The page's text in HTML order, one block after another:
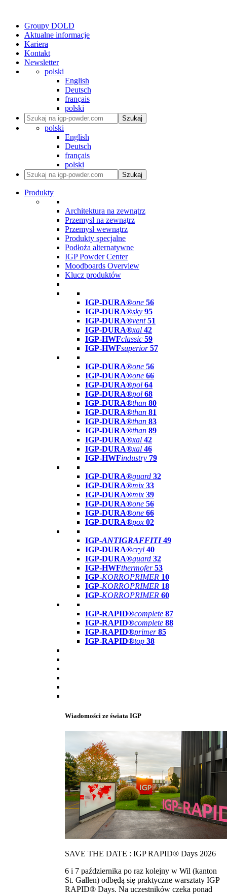
Groupy DOLD
Aktualne informacje
Kariera
Kontakt
Newsletter
polski
English
Deutsch
français
polski
Szukaj
polski
English
Deutsch
français
polski
Szukaj
Produkty
Architektura na zewnątrz
Przemysł na zewnątrz
Przemysł wewnątrz
Produkty specjalne
Podłoża alternatywne
IGP Powder Center
Moodboards Overview
Klucz produktów
IGP-DURA®one 56
IGP-DURA®sky 95
IGP-DURA®vent 51
IGP-DURA®xal 42
IGP-HWFclassic 59
IGP-HWFsuperior 57
IGP-DURA®one 56
IGP-DURA®one 66
IGP-DURA®pol 64
IGP-DURA®pol 68
IGP-DURA®than 80
IGP-DURA®than 81
IGP-DURA®than 83
IGP-DURA®than 89
IGP-DURA®xal 42
IGP-DURA®xal 46
IGP-HWFindustry 79
IGP-DURA®guard 32
IGP-DURA®mix 33
IGP-DURA®mix 39
IGP-DURA®one 56
IGP-DURA®one 66
IGP-DURA®pox 02
IGP-ANTIGRAFFITI49
IGP-DURA®cryl 40
IGP-DURA®guard 32
IGP-HWFthermofer 53
IGP-KORROPRIMER 10
IGP-KORROPRIMER 18
IGP-KORROPRIMER 60
IGP-RAPID®complete 87
IGP-RAPID®complete 88
IGP-RAPID®primer 85
IGP-RAPID®top 38
Wiadomości ze świata IGP
SAVE THE DATE : IGP RAPID® Days 2026
6 i 7 października po raz kolejny w Wil (kanton
St. Gallen) odbędą się praktyczne warsztaty IGP
RAPID® Days. Na uczestników czeka ponad